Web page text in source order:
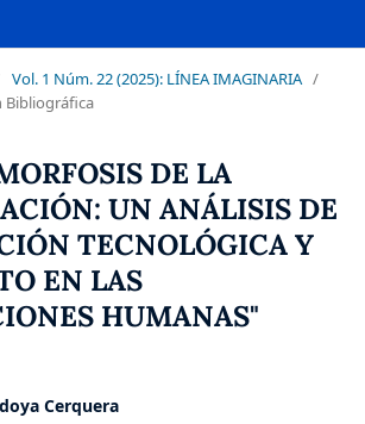
Vol. 1 Núm. 22 (2025): LÍNEA IMAGINARIA /
Bibliográfica
DE LA
UN ANÁLISIS DE
TECNOLÓGICA Y
EN LAS
HUMANAS"
Cerquera